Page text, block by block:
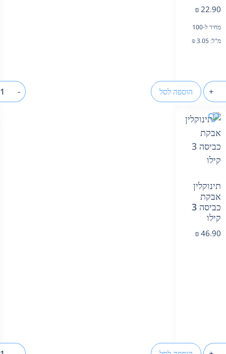
₪22.90
מחיר ל-100
מ"ל:
₪3.05
+ הוספה לסל -
תינוקלין
אבקת
כביסה 3
קילו
₪46.90